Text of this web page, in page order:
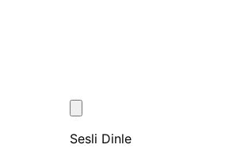
Sesli Dinle